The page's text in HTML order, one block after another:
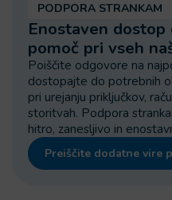
PODPORA STRANKAM
Enostaven
pomoč pri vseh
Poiščite odgovore na
dostopajte do potrebnih
pri urejanju priključkov,
storitvah. Podpora
hitro, zanesljivo in
Preiščite dodatne vire